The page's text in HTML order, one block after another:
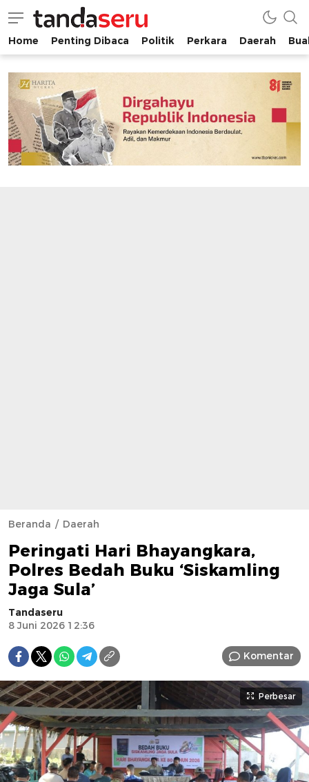
tandaseru.com | Penting Dibaca
tandaseru.com
Home Penting Dibaca Politik Perkara Daerah
Beranda Daerah
Peringati Hari Bhayangkara,
Polres Bedah Buku ‘Siskamling
Jaga Sula’
Tandaseru
8 Juni 2026 12:36
Komentar
Perbesar